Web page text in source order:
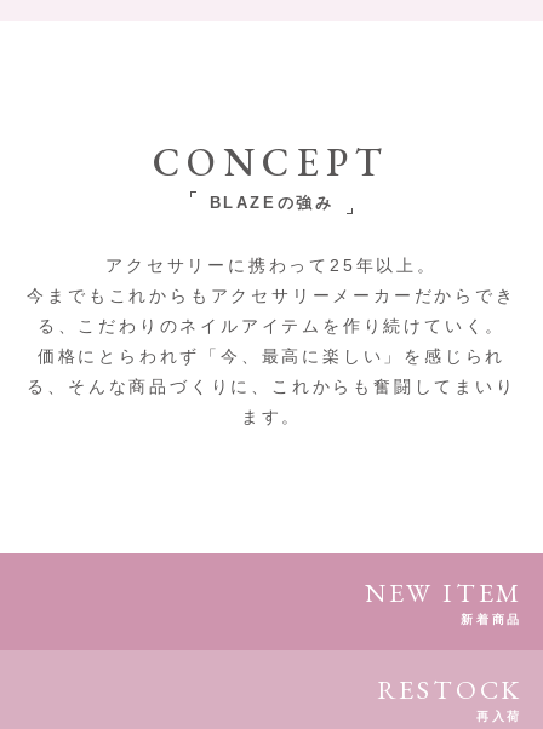
CONCEPT
BLAZEの強み
アクセサリーに携わって25年以上。
今までもこれからもアクセサリーメーカーだからでき
る、こだわりのネイルアイテムを作り続けていく。
価格にとらわれず「今、最高に楽しい」を感じられ
る、そんな商品づくりに、これからも奮闘してまいり
ます。
NEW ITEM
新着商品
RESTOCK
再入荷